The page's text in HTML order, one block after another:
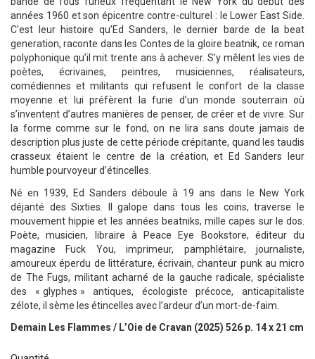
années 1960 et son épicentre contre-culturel : le Lower East Side.
C’est leur histoire qu’Ed Sanders, le dernier barde de la beat
generation, raconte dans les Contes de la gloire beatnik, ce roman
polyphonique qu’il mit trente ans à achever. S’y mêlent les vies de
poètes, écrivaines, peintres, musiciennes, réalisateurs,
comédiennes et militants qui refusent le confort de la classe
moyenne et lui préfèrent la furie d’un monde souterrain où
s’inventent d’autres manières de penser, de créer et de vivre. Sur
la forme comme sur le fond, on ne lira sans doute jamais de
description plus juste de cette période crépitante, quand les taudis
crasseux étaient le centre de la création, et Ed Sanders leur
humble pourvoyeur d’étincelles.
Né en 1939, Ed Sanders déboule à 19 ans dans le New York
déjanté des Sixties. Il galope dans tous les coins, traverse le
mouvement hippie et les années beatniks, mille capes sur le dos.
Poète, musicien, libraire à Peace Eye Bookstore, éditeur du
magazine Fuck You, imprimeur, pamphlétaire, journaliste,
amoureux éperdu de littérature, écrivain, chanteur punk au micro
de The Fugs, militant acharné de la gauche radicale, spécialiste
des « glyphes » antiques, écologiste précoce, anticapitaliste
zélote, il sème les étincelles avec l’ardeur d’un mort-de-faim.
Demain Les Flammes / L’Oie de Cravan (2025) 526 p. 14 x 21 cm